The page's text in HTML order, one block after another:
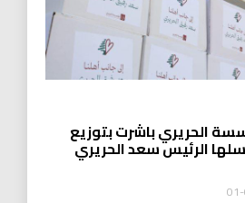
الحريري باشرت بتوزيع
الرئيس سعد الحريري